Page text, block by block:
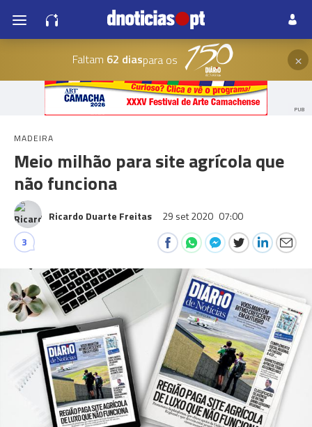
Faltam 62 diaspara os ×
PUB
MADEIRA
Meio milhão para site agrícola que
não funciona
Ricardo Duarte Freitas 29 set 2020 07:00
3